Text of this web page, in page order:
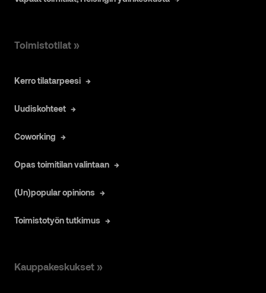
Toimistotilat »
Kerro tilatarpeesi
Uudiskohteet
Coworking
Opas toimitilan valintaan
(Un)popular opinions
Toimistotyön tutkimus
Kauppakeskukset »